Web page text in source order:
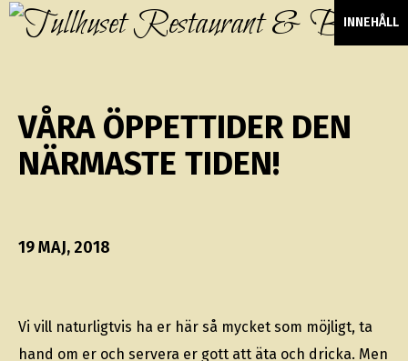
INNEHÅLL
VÅRA ÖPPETTIDER DEN
NÄRMASTE TIDEN!
19 MAJ, 2018
Vi vill naturligtvis ha er här så mycket som möjligt, ta
hand om er och servera er gott att äta och dricka. Men